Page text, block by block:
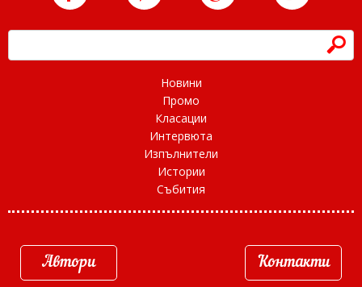
h
Новини
Промо
Класации
Интервюта
Изпълнители
Истории
Събития
Автори Контакти